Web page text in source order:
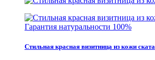
Гарантия натуральности 100%
Стильная красная визитница из кожи ската